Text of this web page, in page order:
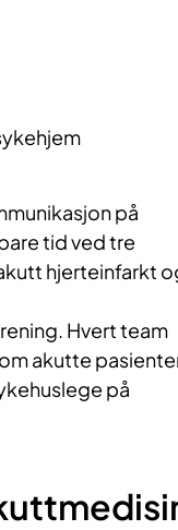
på
tid ved tre
hjerteinfarkt
Hvert team
akutte
på